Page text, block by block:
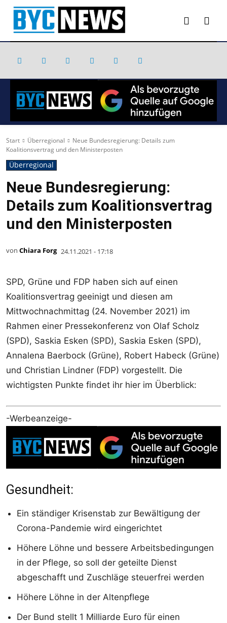
Start Überregional
Neue Bundesregierung: Details zum
Koalitionsvertrag und den Ministerposten
Überregional
Neue Bundesregierung:
Details zum Koalitionsvertrag
und den Ministerposten
von Chiara Forg 24.11.2021 - 17:18
SPD, Grüne und FDP haben sich auf einen
Koalitionsvertrag geeinigt und diesen am
Mittwochnachmittag (24. November 2021) im
Rahmen einer Pressekonferenz von Olaf Scholz
(SPD), Saskia Esken (SPD), Saskia Esken (SPD),
Annalena Baerbock (Grüne), Robert Habeck (Grüne)
und Christian Lindner (FDP) vorgestellt. Die
wichtigsten Punkte findet ihr hier im Überblick:
-Werbeanzeige-
Gesundheit:
Ein ständiger Krisenstab zur Bewältigung der
Corona-Pandemie wird eingerichtet
Höhere Löhne und bessere Arbeitsbedingungen
in der Pflege, so soll der geteilte Dienst
abgeschafft und Zuschläge steuerfrei werden
Höhere Löhne in der Altenpflege
Der Bund stellt 1 Milliarde Euro für einen